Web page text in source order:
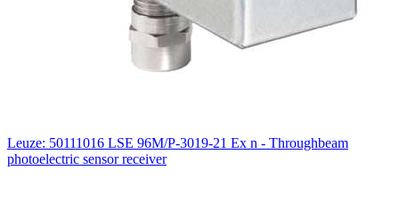
Leuze: 50111016 LSE 96M/P-3019-21 Ex n - Throughbeam
photoelectric sensor receiver